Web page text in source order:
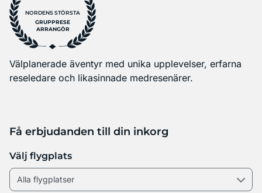
NORDENS STÖRSTA
GRUPPRESE
ARRANGÖR
Välplanerade äventyr med unika upplevelser, erfarna
reseledare och likasinnade medresenärer.
Få erbjudanden till din inkorg
Välj flygplats